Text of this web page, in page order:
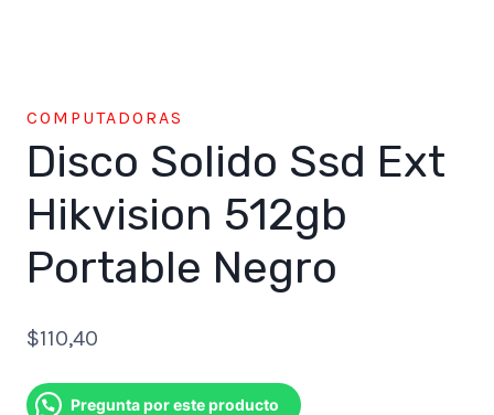
COMPUTADORAS
Disco Solido Ssd Ext
Hikvision 512gb
Portable Negro
$110,40
Pregunta por este producto